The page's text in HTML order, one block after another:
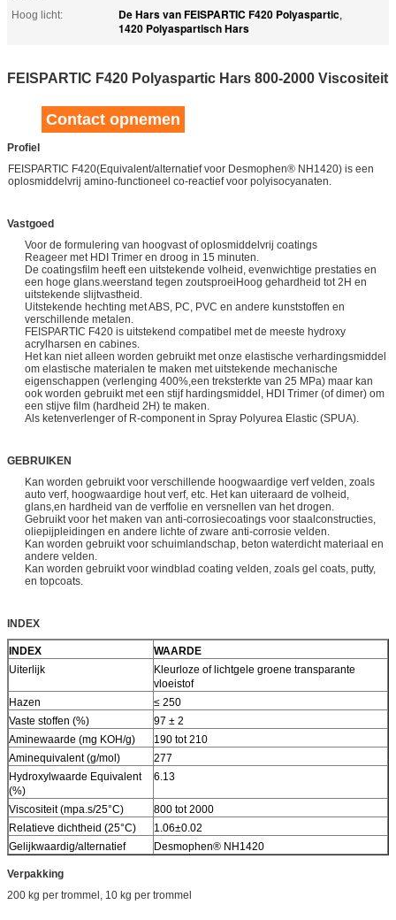
Hoog licht: De Hars van FEISPARTIC F420 Polyaspartic,
1420 Polyaspartisch Hars
FEISPARTIC F420 Polyaspartic Hars 800-2000 Viscositeit
Contact opnemen
Profiel
FEISPARTIC F420(Equivalent/alternatief voor Desmophen® NH1420) is een
oplosmiddelvrij amino-functioneel co-reactief voor polyisocyanaten.
Vastgoed
Voor de formulering van hoogvast of oplosmiddelvrij coatings
Reageer met HDI Trimer en droog in 15 minuten.
De coatingsfilm heeft een uitstekende volheid, evenwichtige prestaties en
een hoge glans.weerstand tegen zoutsproeiHoog gehardheid tot 2H en
uitstekende slijtvastheid.
Uitstekende hechting met ABS, PC, PVC en andere kunststoffen en
verschillende metalen.
FEISPARTIC F420 is uitstekend compatibel met de meeste hydroxy
acrylharsen en cabines.
Het kan niet alleen worden gebruikt met onze elastische verhardingsmiddel
om elastische materialen te maken met uitstekende mechanische
eigenschappen (verlenging 400%,een treksterkte van 25 MPa) maar kan
ook worden gebruikt met een stijf hardingsmiddel, HDI Trimer (of dimer) om
een stijve film (hardheid 2H) te maken.
Als ketenverlenger of R-component in Spray Polyurea Elastic (SPUA).
GEBRUIKEN
Kan worden gebruikt voor verschillende hoogwaardige verf velden, zoals
auto verf, hoogwaardige hout verf, etc. Het kan uiteraard de volheid,
glans,en hardheid van de verffolie en versnellen van het drogen.
Gebruikt voor het maken van anti-corrosiecoatings voor staalconstructies,
oliepijpleidingen en andere lichte of zware anti-corrosie velden.
Kan worden gebruikt voor schuimlandschap, beton waterdicht materiaal en
andere velden.
Kan worden gebruikt voor windblad coating velden, zoals gel coats, putty,
en topcoats.
INDEX
INDEX
WAARDE
Uiterlijk
Kleurloze of lichtgele groene transparante
vloeistof
Hazen
≤ 250
Vaste stoffen (%)
97 ± 2
Aminewaarde (mg KOH/g)
190 tot 210
Aminequivalent (g/mol)
277
Hydroxylwaarde Equivalent
(%)
6.13
Viscositeit (mpa.s/25°C)
800 tot 2000
Relatieve dichtheid (25°C)
1.06±0.02
Gelijkwaardig/alternatief
Desmophen® NH1420
Verpakking
200 kg per trommel, 10 kg per trommel